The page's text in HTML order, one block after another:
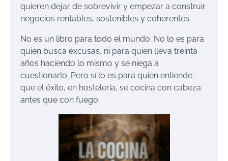
quieren dejar de sobrevivir y empezar a construir
negocios rentables, sostenibles y coherentes.
No es un libro para todo el mundo. No lo es para
quien busca excusas, ni para quien lleva treinta
años haciendo lo mismo y se niega a
cuestionarlo. Pero sí lo es para quien entiende
que el éxito, en hostelería, se cocina con cabeza
antes que con fuego.